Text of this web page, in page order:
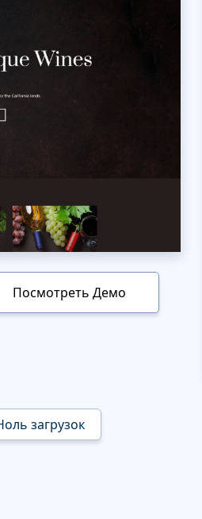
Посмотреть Демо
загрузок